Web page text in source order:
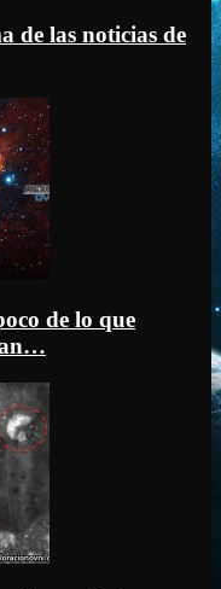
de las noticias de
de lo que